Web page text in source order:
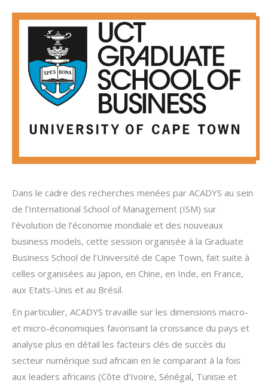
Dans le cadre des recherches menées par ACADYS au sein
de l’International School of Management (ISM) sur
l’évolution de l’économie mondiale et des nouveaux
business models, cette session organisée à la Graduate
Business School de l’Université de Cape Town, fait suite à
celles organisées au Japon, en Chine, en Inde, en France,
aux Etats-Unis et au Brésil.
En particulier, ACADYS travaille sur les dimensions macro-
et micro-économiques favorisant la croissance du pays et
analyse plus en détail les facteurs clés de succès du
secteur numérique sud africain en le comparant à la fois
aux leaders africains (Côte d’Ivoire, Sénégal, Tunisie et